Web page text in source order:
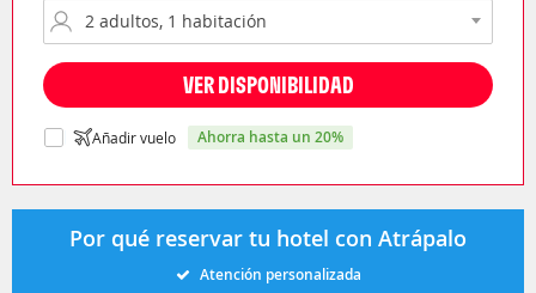
VER DISPONIBILIDAD
Añadir vuelo ahorra hasta un 20%
Por qué reservar tu hotel con Atrápalo
Atención personalizada